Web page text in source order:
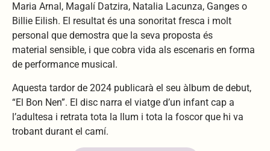
Maria Arnal, Magalí Datzira, Natalia Lacunza, Ganges o
Billie Eilish. El resultat és una sonoritat fresca i molt
personal que demostra que la seva proposta és
material sensible, i que cobra vida als escenaris en forma
de performance musical.
Aquesta tardor de 2024 publicarà el seu àlbum de debut,
“El Bon Nen”. El disc narra el viatge d’un infant cap a
l’adultesa i retrata tota la llum i tota la foscor que hi va
trobant durant el camí.